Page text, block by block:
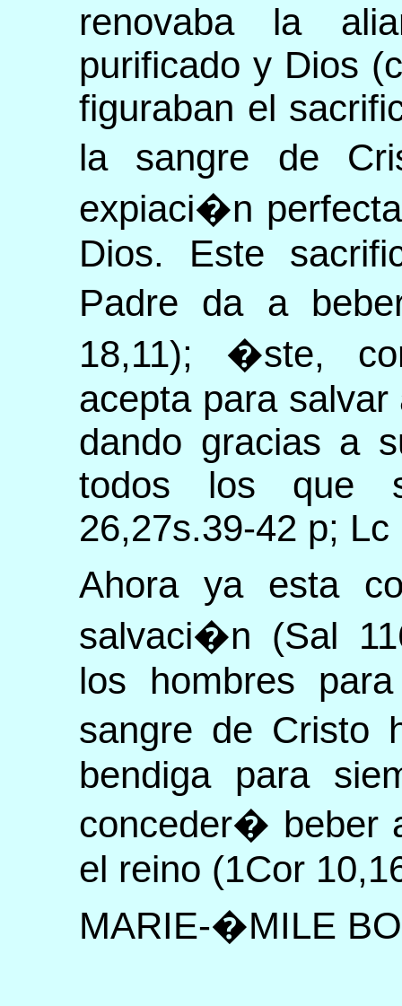
renovaba la
purificado y Dios
figuraban el
la sangre de
expiaci�n
Dios. Este
Padre da a
18,11); �ste,
acepta para
dando gracias a
todos los que
26,27s.39-42 p;
Ahora ya esta
salvaci�n (Sal
los hombres
sangre de Cristo
bendiga para
conceder� beber
el reino (1Cor
MARIE-�MILE